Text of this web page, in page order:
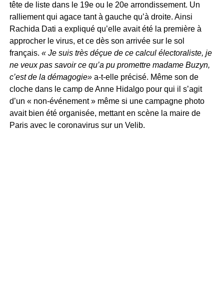
tête de liste dans le 19e ou le 20e arrondissement. Un
ralliement qui agace tant à gauche qu’à droite. Ainsi
Rachida Dati a expliqué qu’elle avait été la première à
approcher le virus, et ce dès son arrivée sur le sol
français. « Je suis très déçue de ce calcul électoraliste, je
ne veux pas savoir ce qu’a pu promettre madame Buzyn,
c’est de la démagogie» a-t-elle précisé. Même son de
cloche dans le camp de Anne Hidalgo pour qui il s’agit
d’un « non-événement » même si une campagne photo
avait bien été organisée, mettant en scène la maire de
Paris avec le coronavirus sur un Velib.